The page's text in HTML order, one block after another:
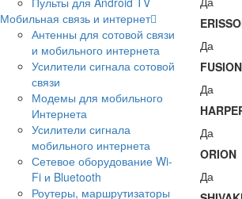
Мобильная связь и интернет
Антенны для сотовой связи
и мобильного интернета
Усилители сигнала сотовой
связи
Модемы для мобильного
Интернета
Усилители сигнала
мобильного интернета
Сетевое оборудование Wi-
Fi и Bluetooth
Роутеры, маршрутизаторы
Да
FUSION
Да
Да
ORION
Да